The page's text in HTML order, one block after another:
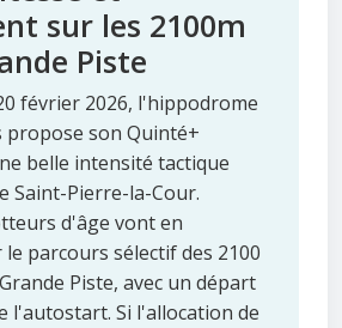
sur les 2100m
Piste
février 2026, l'hippodrome
propose son Quinté+
belle intensité tactique
Saint-Pierre-la-Cour.
d'âge vont en
parcours sélectif des 2100
Piste, avec un départ
l'autostart. Si l'allocation de